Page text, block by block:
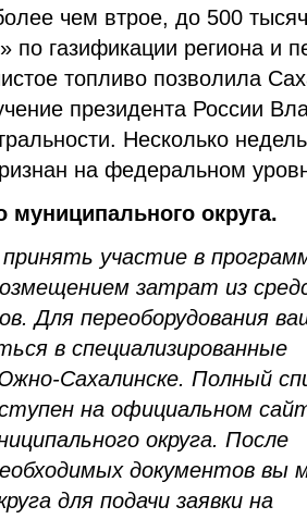
чем втрое, до 500
по газификации региона и
топливо позволила
президента России
Несколько
на федеральном
муниципального округа.
участие в
затрат из
Для переоборудования
в специализированные
Сахалинске. Полный
на официальном
округа. После
документов вы
для подачи заявки на